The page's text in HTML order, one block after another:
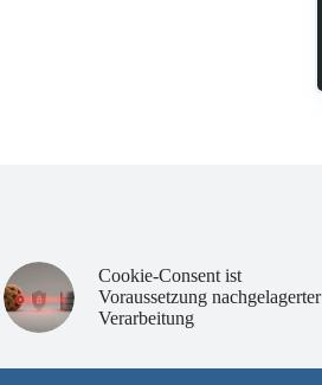
Cookie-Consent ist
Voraussetzung nachgelagerter
Verarbeitung